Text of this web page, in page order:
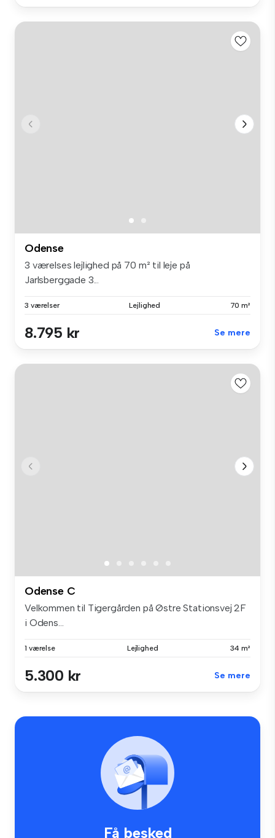
Odense
3 værelses lejlighed på 70 m² til leje på
Jarlsberggade 3...
3 værelser Lejlighed 70 m²
8.795 kr Se mere
Odense C
Velkommen til Tigergården på Østre Stationsvej 2F
i Odens...
1 værelse Lejlighed 34 m²
5.300 kr Se mere
Få besked